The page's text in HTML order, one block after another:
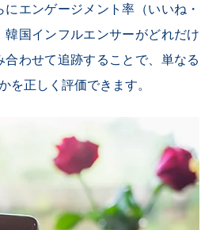
エンゲージメント率（いいね・
国インフルエンサーがどれだけ
わせて追跡することで、単なる
正しく評価できます。